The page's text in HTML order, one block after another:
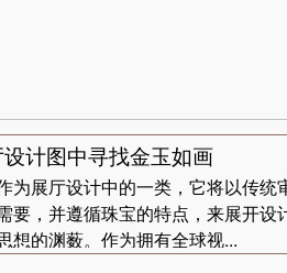
计图中寻找金玉如画
为展厅设计中的一类，它将以传统
要，并遵循珠宝的特点，来展开设
想的渊薮。作为拥有全球视...